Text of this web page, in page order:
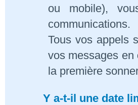
ou mobile),
communications.
Tous vos appels
vos messages en
la première
Y a-t-il une date